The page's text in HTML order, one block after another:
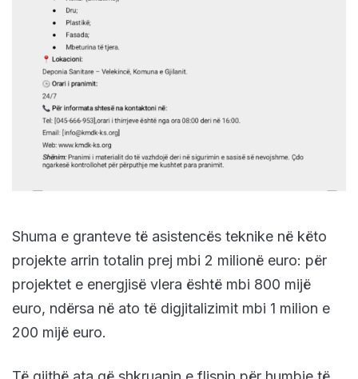
Shuma e granteve të asistencës teknike në këto
projekte arrin totalin prej mbi 2 milionë euro: për
projektet e energjisë vlera është mbi 800 mijë
euro, ndërsa në ato të digjitalizimit mbi 1 milion e
200 mijë euro.